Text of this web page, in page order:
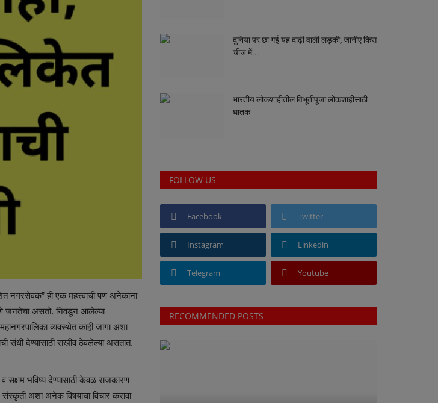
नगरसेवक” ही एक महत्त्वाची पण अनेकांना
जनतेचा असतो. निवडून आलेल्या
व्यवस्थेत काही जागा अशा
संधी देण्यासाठी राखीव ठेवलेल्या असतात.
सक्षम भविष्य देण्यासाठी केवळ राजकारण
अशा अनेक विषयांचा विचार करावा
दुनिया पर छा गई यह दाढ़ी वाली लड़की, जानीए किस
चीज में...
भारतीय लोकशाहीतील विभूतीपूजा लोकशाहीसाठी
घातक
FOLLOW US
Facebook Twitter
Instagram Linkedin
Telegram Youtube
RECOMMENDED POSTS